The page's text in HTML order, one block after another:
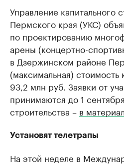
Управление капитального
Пермского края (УКС)
по проектированию
арены (концертно-
в Дзержинском районе
(максимальная) стоимость
93,2 млн руб. Заявки от
принимаются до 1
строительства – в
Установят телетрапы
На этой неделе в